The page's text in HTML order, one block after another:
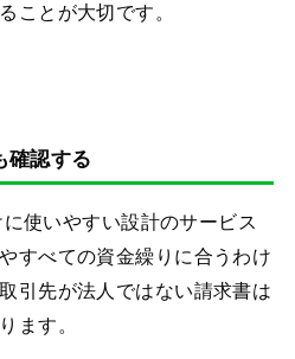
ことが大切です。
確認する
使いやすい設計のサービス
すべての資金繰りに合うわけ
引先が法人ではない請求書は
ます。